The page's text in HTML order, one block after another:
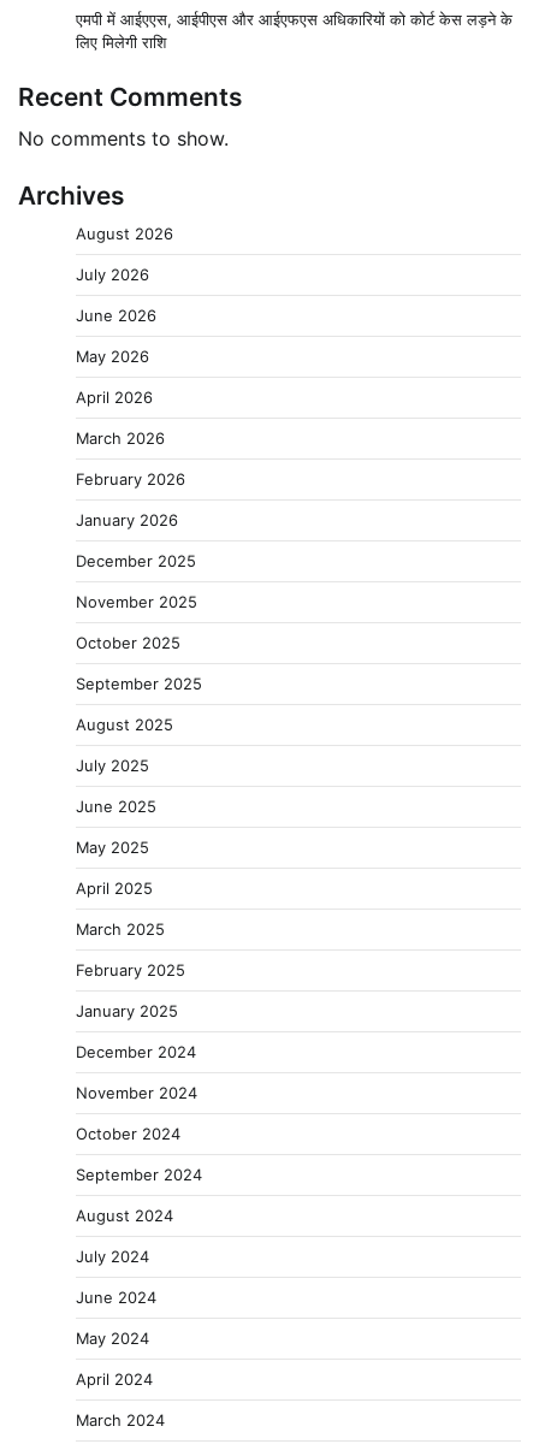
एमपी में आईएएस, आईपीएस और आईएफएस अधिकारियों को कोर्ट केस लड़ने के
लिए मिलेगी राशि
Recent Comments
No comments to show.
Archives
August 2026
July 2026
June 2026
May 2026
April 2026
March 2026
February 2026
January 2026
December 2025
November 2025
October 2025
September 2025
August 2025
July 2025
June 2025
May 2025
April 2025
March 2025
February 2025
January 2025
December 2024
November 2024
October 2024
September 2024
August 2024
July 2024
June 2024
May 2024
April 2024
March 2024